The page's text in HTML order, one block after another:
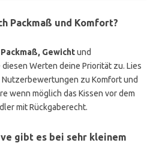
Packmaß und Komfort?
Packmaß, Gewichtund
Werten deine Priorität zu. Lies
zu Komfort und
wenn möglich das Kissen vor dem
mit Rückgaberecht.
gibt es bei sehr kleinem